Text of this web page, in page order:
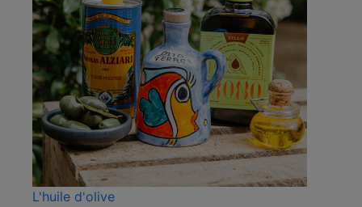
L'huile d'olive